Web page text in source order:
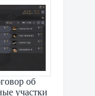
об
участки